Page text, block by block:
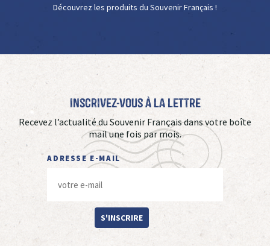
Découvrez les produits du Souvenir Français !
Inscrivez-vous à La Lettre
Recevez l’actualité du Souvenir Français dans votre boîte
mail une fois par mois.
ADRESSE E-MAIL
S'INSCRIRE